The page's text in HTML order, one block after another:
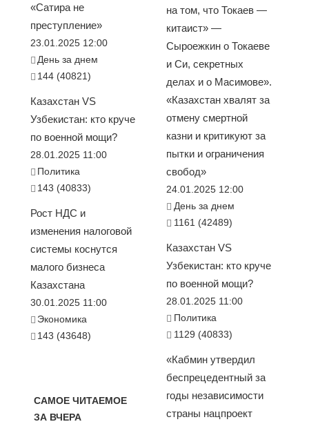
«Сатира не
преступление»
23.01.2025 12:00
День за днем
144 (40821)
Казахстан VS
Узбекистан: кто круче
по военной мощи?
28.01.2025 11:00
Политика
143 (40833)
Рост НДС и
изменения налоговой
системы коснутся
малого бизнеса
Казахстана
30.01.2025 11:00
Экономика
143 (43648)
САМОЕ ЧИТАЕМОЕ
ЗА ВЧЕРА
на том, что Токаев —
китаист» —
Сыроежкин о Токаеве
и Си, секретных
делах и о Масимове».
«Казахстан хвалят за
отмену смертной
казни и критикуют за
пытки и ограничения
свобод»
24.01.2025 12:00
День за днем
1161 (42489)
Казахстан VS
Узбекистан: кто круче
по военной мощи?
28.01.2025 11:00
Политика
1129 (40833)
«Кабмин утвердил
беспрецедентный за
годы независимости
страны нацпроект